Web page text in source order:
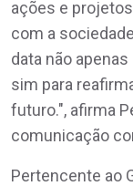
ações e
com a
data não
sim para
futuro.", afirma
comunicação
Pertencente ao